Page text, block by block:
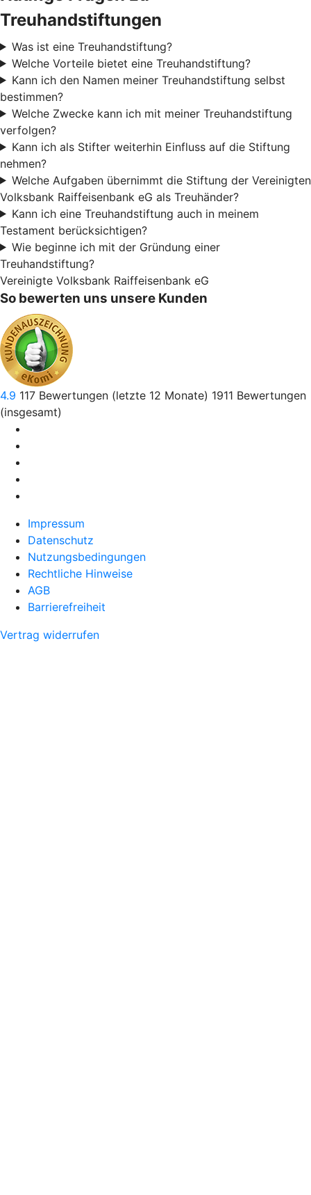
Treuhandstiftungen
Was ist eine Treuhandstiftung?
Welche Vorteile bietet eine Treuhandstiftung?
Kann ich den Namen meiner Treuhandstiftung selbst
bestimmen?
Welche Zwecke kann ich mit meiner Treuhandstiftung
verfolgen?
Kann ich als Stifter weiterhin Einfluss auf die Stiftung
nehmen?
Welche Aufgaben übernimmt die Stiftung der Vereinigten
Volksbank Raiffeisenbank eG als Treuhänder?
Kann ich eine Treuhandstiftung auch in meinem
Testament berücksichtigen?
Wie beginne ich mit der Gründung einer
Treuhandstiftung?
Vereinigte Volksbank Raiffeisenbank eG
So bewerten uns unsere Kunden
4.9 117 Bewertungen (letzte 12 Monate) 1911 Bewertungen
(insgesamt)
Impressum
Datenschutz
Nutzungsbedingungen
Rechtliche Hinweise
AGB
Barrierefreiheit
Vertrag widerrufen